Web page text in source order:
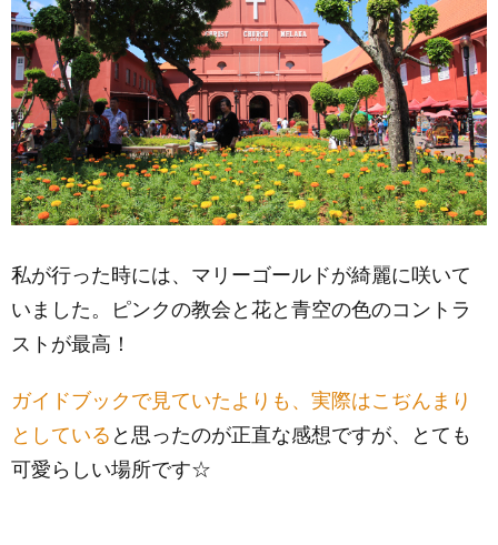
ク
「カ
ンポ
ン・
クリ
ンモ
ス
ク」
8.
マラ
ッカ
巨大
水車
8.1.
マラッカ
(Malacca
River
Cruise)
9.
私が行った時には、マリーゴールドが綺麗に咲いて
いました。ピンクの教会と花と青空の色のコントラ
ストが最高！
ガイドブックで見ていたよりも、実際はこぢんまり
としている と思ったのが正直な感想ですが、とても
可愛らしい場所です☆